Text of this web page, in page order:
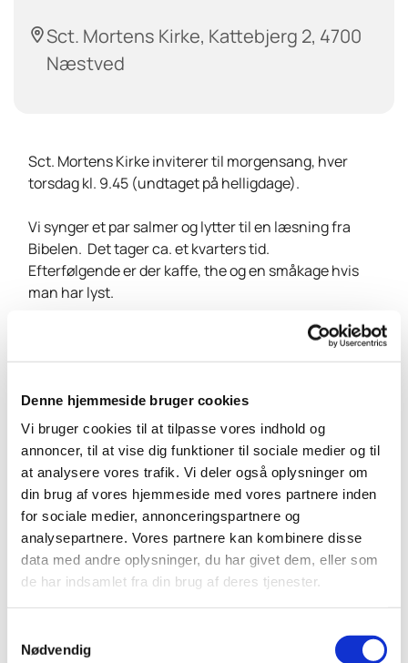
Denne hjemmeside bruger cookies
Vi bruger cookies til at tilpasse vores indhold og
annoncer, til at vise dig funktioner til sociale medier og til
at analysere vores trafik. Vi deler også oplysninger om
din brug af vores hjemmeside med vores partnere inden
for sociale medier, annonceringspartnere og
analysepartnere. Vores partnere kan kombinere disse
data med andre oplysninger, du har givet dem, eller som
de har indsamlet fra din brug af deres tjenester.
Nødvendig
Sct. Mortens Kirke, Kattebjerg 2, 4700
Næstved
Sct. Mortens Kirke inviterer til morgensang, hver
torsdag kl. 9.45 (undtaget på helligdage).
Vi synger et par salmer og lytter til en læsning fra
Bibelen. Det tager ca. et kvarters tid.
Efterfølgende er der kaffe, the og en småkage hvis
man har lyst.